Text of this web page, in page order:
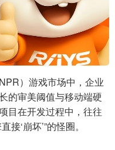
）游戏市场中，企业
的审美阈值与移动端硬
目在开发过程中，往往
‘崩坏’”的怪圈。